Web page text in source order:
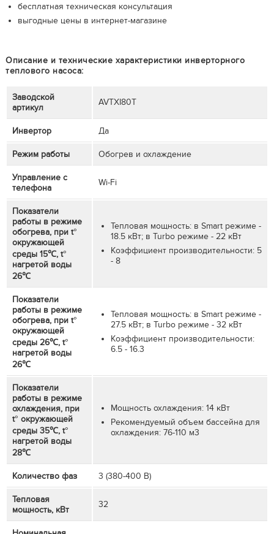
бесплатная техническая консультация
выгодные цены в интернет-магазине
Описание и технические характеристики инверторного
теплового насоса:
Заводской
артикул
AVTXI80T
Инвертор Да
Режим работы Обогрев и охлаждение
Управление с
телефона
Wi-Fi
Показатели
работы в режиме
обогрева, при t°
окружающей
среды 15℃, t°
нагретой воды
26℃
Тепловая мощность: в Smart режиме -
18.5 кВт; в Turbo режиме - 22 кВт
Коэффициент производительности: 5
- 8
Показатели
работы в режиме
обогрева, при t°
окружающей
среды 26℃, t°
нагретой воды
26℃
Тепловая мощность: в Smart режиме -
27.5 кВт; в Turbo режиме - 32 кВт
Коэффициент производительности:
6.5 - 16.3
Показатели
работы в режиме
охлаждения, при
t° окружающей
среды 35℃, t°
нагретой воды
28℃
Мощность охлаждения: 14 кВт
Рекомендуемый объем бассейна для
охлаждения: 76-110 м3
Количество фаз 3 (380-400 В)
Тепловая
мощность, кВт
32